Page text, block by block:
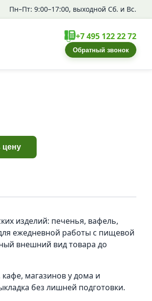
Пн–Пт: 9:00–17:00, выходной Сб. и Вс.
+7 495 122 22 72
Обратный звонок
цену
изделий: печенья, вафель,
ежедневной работы с пищевой
внешний вид товара до
магазинов у дома и
без лишней подготовки.